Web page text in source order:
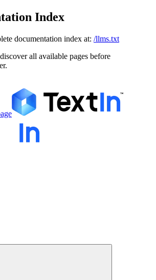
Index
documentation index at: /llms.txt
all available pages before